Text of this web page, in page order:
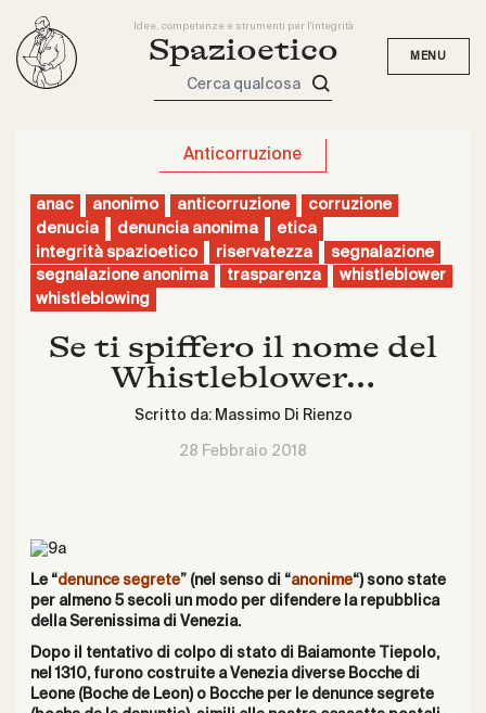
Idee, competenze e strumenti per l'integrità
Spazioetico
Cerca qualcosa
Anticorruzione
anac anonimo anticorruzione
corruzione
denucia
denuncia anonima
etica
integrità spazioetico
riservatezza
segnalazione
segnalazione anonima
trasparenza
whistleblower
whistleblowing
Se ti spiffero il nome del
Whistleblower…
Scritto da: Massimo Di Rienzo
28 Febbraio 2018
Le “denunce segrete” (nel senso di “anonime“) sono state
per almeno 5 secoli un modo per difendere la repubblica
della Serenissima di Venezia.
Dopo il tentativo di colpo di stato di Baiamonte Tiepolo,
nel 1310, furono costruite a Venezia diverse Bocche di
Leone (Boche de Leon) o Bocche per le denunce segrete